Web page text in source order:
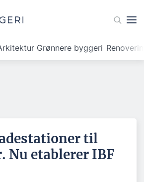
Grønnere byggeri
til
Nu etablerer IBF